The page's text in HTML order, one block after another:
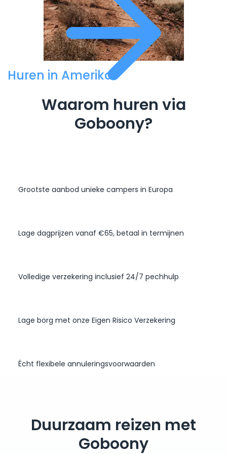
Huren in Amerika
Waarom huren via
Goboony?
Grootste aanbod unieke campers in Europa
Lage dagprijzen vanaf €65, betaal in termijnen
Volledige verzekering inclusief 24/7 pechhulp
Lage borg met onze Eigen Risico Verzekering
Écht flexibele annuleringsvoorwaarden
Duurzaam reizen met
Goboony